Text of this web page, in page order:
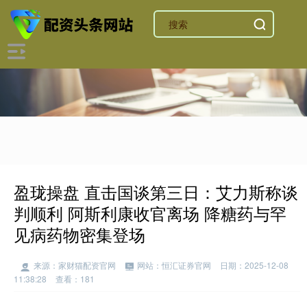
盈珑操盘 直击国谈第三日：艾力斯称谈
判顺利 阿斯利康收官离场 降糖药与罕
见病药物密集登场
来源：家财猫配资官网 网站：恒汇证券官网
日期：2025-12-08
11:38:28
查看：181